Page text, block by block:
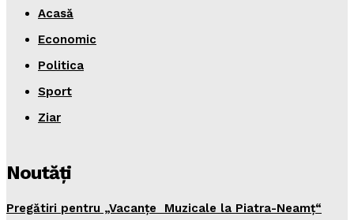
Acasă
Economic
Politica
Sport
Ziar
Noutăţi
Pregătiri pentru „Vacanţe Muzicale la Piatra-Neamţ“